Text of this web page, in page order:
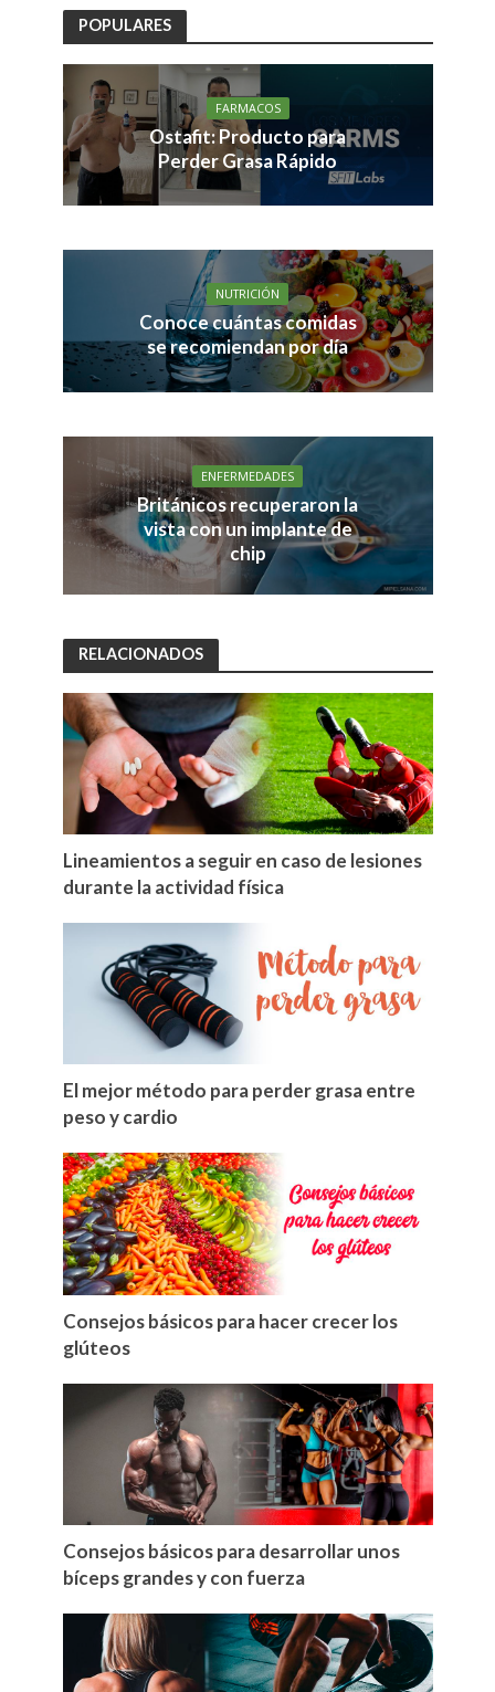
POPULARES
FARMACOS
Ostafit: Producto para
Perder Grasa Rápido
NUTRICIÓN
Conoce cuántas comidas
se recomiendan por día
ENFERMEDADES
Británicos recuperaron la
vista con un implante de
chip
RELACIONADOS
Lineamientos a seguir en caso de lesiones
durante la actividad física
El mejor método para perder grasa entre
peso y cardio
Consejos básicos para hacer crecer los
glúteos
Consejos básicos para desarrollar unos
bíceps grandes y con fuerza